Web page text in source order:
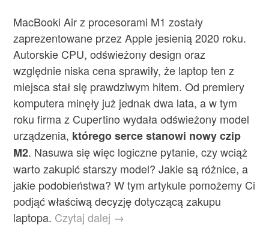
MacBooki Air z procesorami M1 zostały
zaprezentowane przez Apple jesienią 2020 roku.
Autorskie CPU, odświeżony design oraz
względnie niska cena sprawiły, że laptop ten z
miejsca stał się prawdziwym hitem. Od premiery
komputera minęły już jednak dwa lata, a w tym
roku firma z Cupertino wydała odświeżony model
urządzenia, którego serce stanowi nowy czip
M2. Nasuwa się więc logiczne pytanie, czy wciąż
warto zakupić starszy model? Jakie są różnice, a
jakie podobieństwa? W tym artykule pomożemy Ci
podjąć właściwą decyzję dotyczącą zakupu
laptopa. Czytaj dalej →